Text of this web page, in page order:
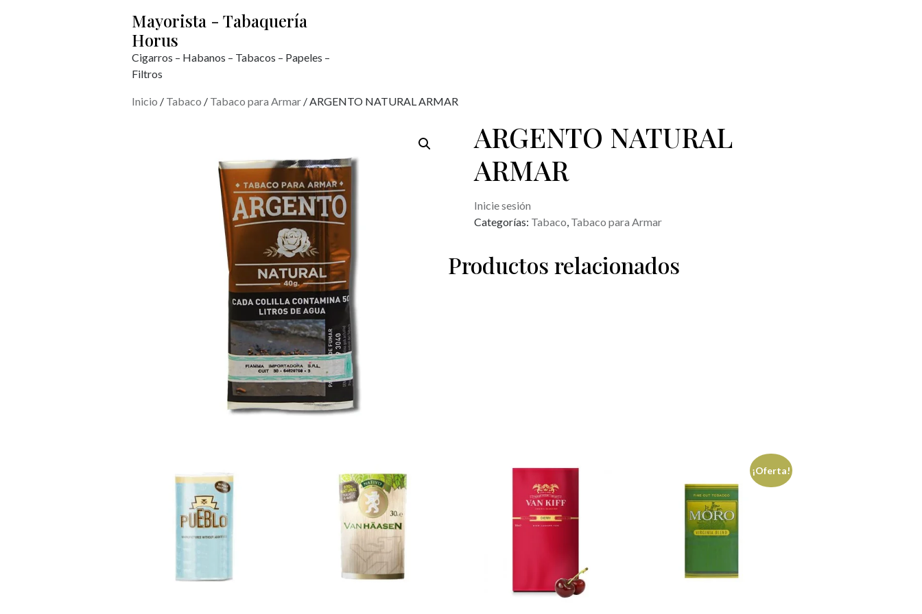
Mayorista - Tabaquería
Horus
Cigarros – Habanos – Tabacos – Papeles –
Filtros
Inicio / Tabaco / Tabaco para Armar / ARGENTO NATURAL ARMAR
ARGENTO NATURAL
ARMAR
Inicie sesión
Categorías: Tabaco, Tabaco para Armar
Productos relacionados
¡Oferta!